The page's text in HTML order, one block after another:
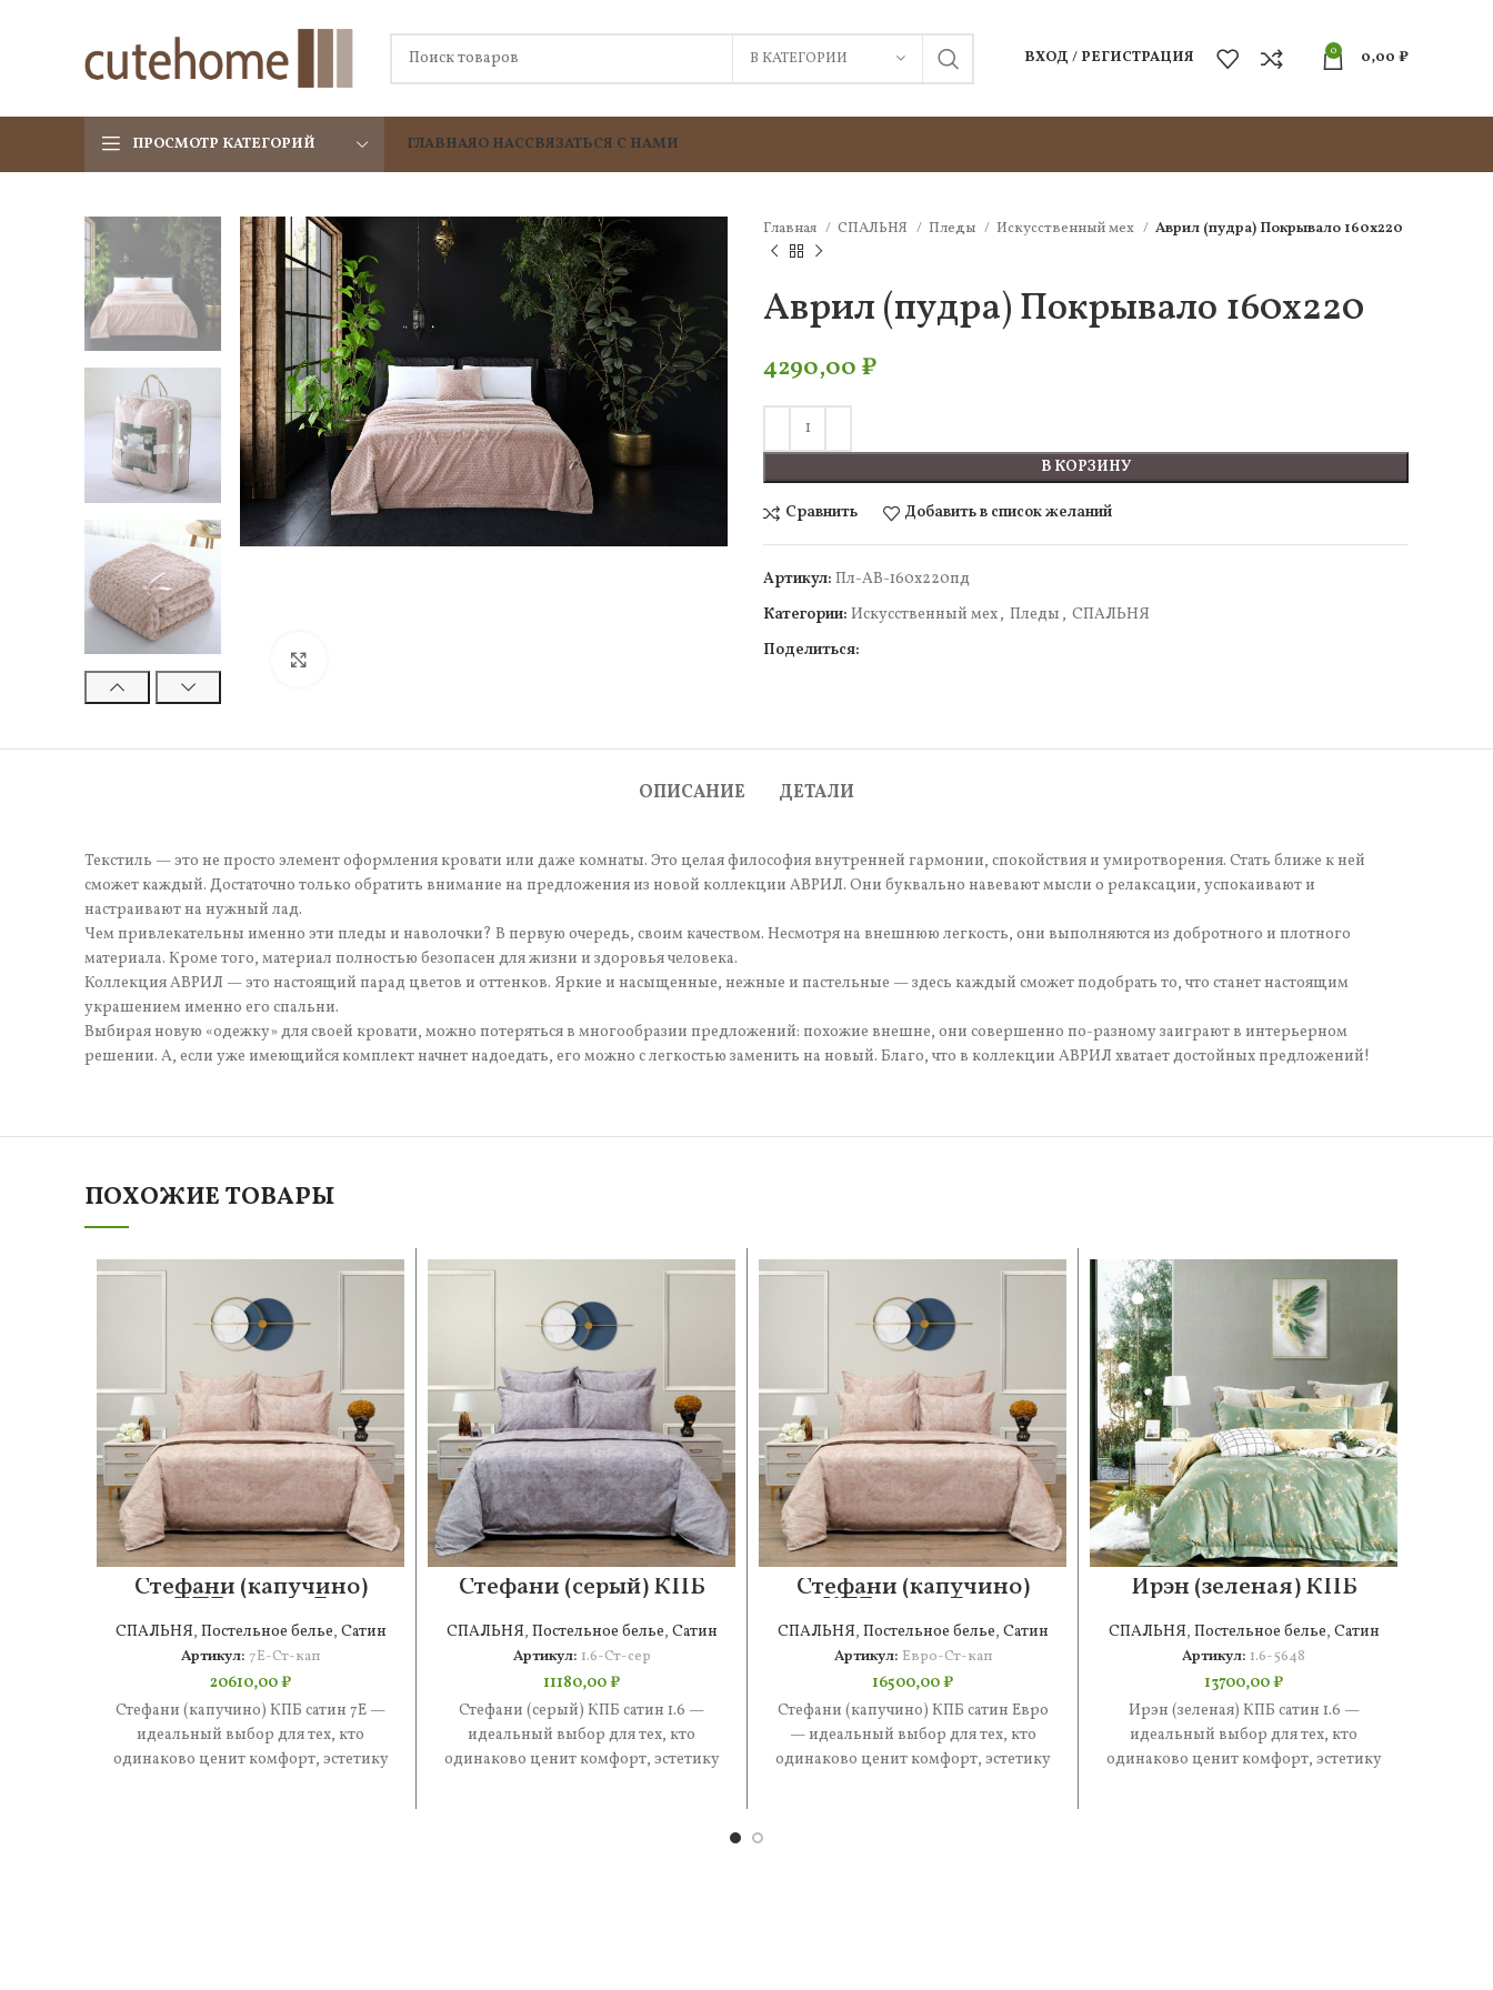
В КАТЕГОРИИ ВХОД / РЕГИСТРАЦИЯ 0 0,00 ₽
ПРОСМОТР КАТЕГОРИЙ ГЛАВНАЯО НАССВЯЗАТЬСЯ С НАМИ
Главная СПАЛЬНЯ Пледы Искусcтвенный мех Аврил (пудра) Покрывало 160х220
Аврил (пудра) Покрывало 160х220
4290,00₽
В КОРЗИНУ
Сравнить Добавить в список желаний
Артикул: Пл-АВ-160х220пд
Категории: Искусcтвенный мех, Пледы , СПАЛЬНЯ
Поделиться:
ОПИСАНИЕ ДЕТАЛИ
Текстиль — это не просто элемент оформления кровати или даже комнаты. Это целая философия внутренней гармонии, спокойствия и умиротворения. Стать ближе к ней
сможет каждый. Достаточно только обратить внимание на предложения из новой коллекции АВРИЛ. Они буквально навевают мысли о релаксации, успокаивают и
настраивают на нужный лад.
Чем привлекательны именно эти пледы и наволочки? В первую очередь, своим качеством. Несмотря на внешнюю легкость, они выполняются из добротного и плотного
материала. Кроме того, материал полностью безопасен для жизни и здоровья человека.
Коллекция АВРИЛ — это настоящий парад цветов и оттенков. Яркие и насыщенные, нежные и пастельные — здесь каждый сможет подобрать то, что станет настоящим
украшением именно его спальни.
Выбирая новую «одежку» для своей кровати, можно потеряться в многообразии предложений: похожие внешне, они совершенно по-разному заиграют в интерьерном
решении. А, если уже имеющийся комплект начнет надоедать, его можно с легкостью заменить на новый. Благо, что в коллекции АВРИЛ хватает достойных предложений!
ПОХОЖИЕ ТОВАРЫ
Стефани (капучино)
КПБ сатин 7Е
СПАЛЬНЯ, Постельное белье, Сатин
Артикул: 7Е-Ст-кап
20610,00₽
Стефани (капучино) КПБ сатин 7Е —
идеальный выбор для тех, кто
одинаково ценит комфорт, эстетику
Стефани (серый) КПБ
сатин 1.6
СПАЛЬНЯ, Постельное белье, Сатин
Артикул: 1.6-Ст-сер
11180,00₽
Стефани (серый) КПБ сатин 1.6 —
идеальный выбор для тех, кто
одинаково ценит комфорт, эстетику
Стефани (капучино)
КПБ сатин Евро
СПАЛЬНЯ, Постельное белье, Сатин
Артикул: Евро-Ст-кап
16500,00₽
Стефани (капучино) КПБ сатин Евро
— идеальный выбор для тех, кто
одинаково ценит комфорт, эстетику
Ирэн (зеленая) КПБ
сатин 1.6
СПАЛЬНЯ, Постельное белье, Сатин
Артикул: 1.6-5648
13700,00₽
Ирэн (зеленая) КПБ сатин 1.6 —
идеальный выбор для тех, кто
одинаково ценит комфорт, эстетику